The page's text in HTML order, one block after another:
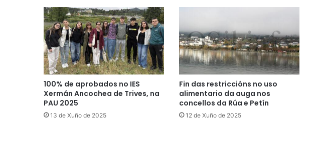
100% de aprobados no IES
Xermán Ancochea de Trives, na
PAU 2025
13 de Xuño de 2025
Fin das restriccións no uso
alimentario da auga nos
concellos da Rúa e Petín
12 de Xuño de 2025